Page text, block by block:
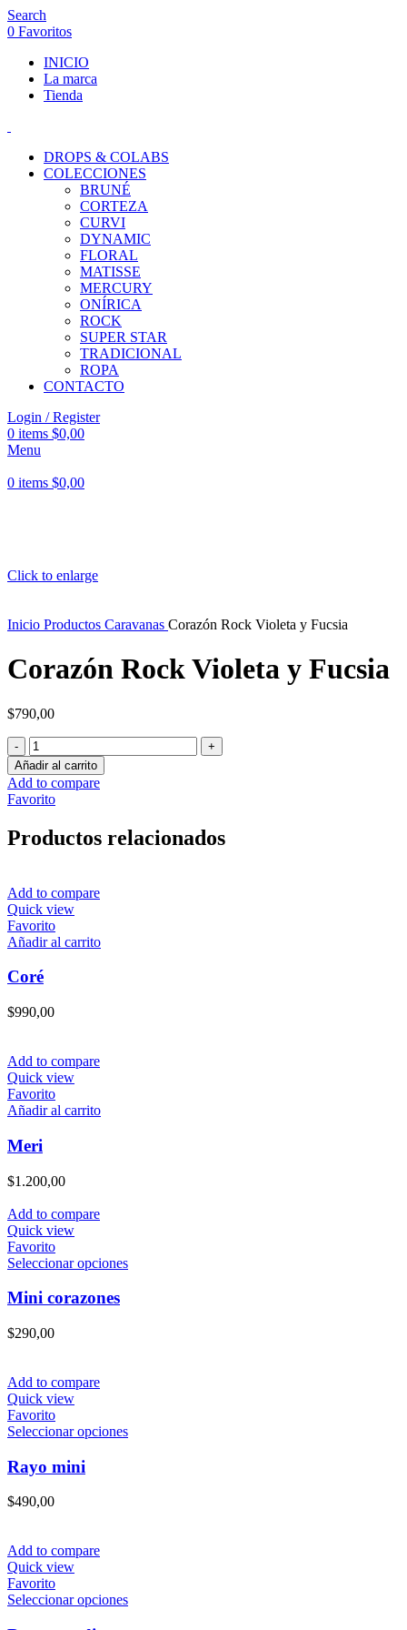
Search
0 Favoritos
INICIO
La marca
Tienda
DROPS & COLABS
COLECCIONES
BRUNÉ
CORTEZA
CURVI
DYNAMIC
FLORAL
MATISSE
MERCURY
ONÍRICA
ROCK
SUPER STAR
TRADICIONAL
ROPA
CONTACTO
Login / Register
0 items $0,00
Menu
0 items $0,00
Click to enlarge
Inicio Productos Caravanas Corazón Rock Violeta y Fucsia
Corazón Rock Violeta y Fucsia
$790,00
Corazón
Rock
Violeta
y
Fucsia
Añadir al carrito
Add to compare
Favorito
Productos relacionados
Add to compare
Quick view
Favorito
Añadir al carrito
Coré
$990,00
Add to compare
Quick view
Favorito
Añadir al carrito
Meri
$1.200,00
Add to compare
Quick view
Favorito
Seleccionar opcionesEste
en
la
Mini corazones
$290,00
Add to compare
Quick view
Favorito
Seleccionar opcionesEste
en
la
Rayo mini
$490,00
Add to compare
Quick view
Favorito
Seleccionar opcionesEste